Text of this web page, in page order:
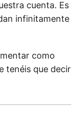
cuenta. Es
infinitamente
como
tenéis que decir